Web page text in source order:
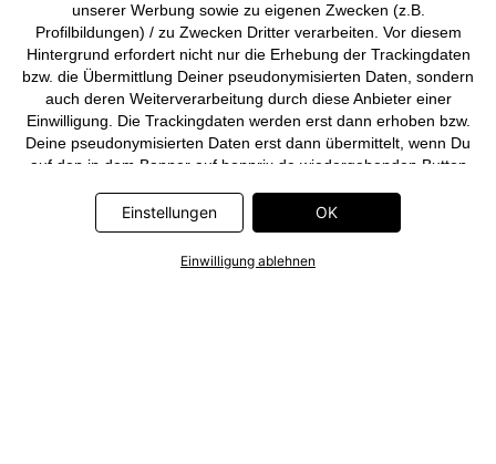
unserer Werbung sowie zu eigenen Zwecken (z.B.
Profilbildungen) / zu Zwecken Dritter verarbeiten. Vor diesem
Hintergrund erfordert nicht nur die Erhebung der Trackingdaten
bzw. die Übermittlung Deiner pseudonymisierten Daten, sondern
auch deren Weiterverarbeitung durch diese Anbieter einer
Einwilligung. Die Trackingdaten werden erst dann erhoben bzw.
Deine pseudonymisierten Daten erst dann übermittelt, wenn Du
auf den in dem Banner auf bonprix.de wiedergebenden Button
Unternehmen: Meta Platforms Ireland Limited, Google Ireland
Limited, Pinterest Europe Limited, Microsoft Ireland Operations
Limited, Criteo SA, RTB-House GmbH, Adjust GmbH, Snap
Einstellungen OK
Einwilligung ablehnen